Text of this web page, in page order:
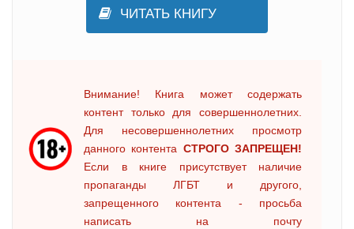
ЧИТАТЬ КНИГУ
Внимание! Книга может содержать
контент только для совершеннолетних.
Для несовершеннолетних просмотр
данного контента СТРОГО ЗАПРЕЩЕН!
Если в книге присутствует наличие
пропаганды ЛГБТ и другого,
запрещенного контента - просьба
написать на почту